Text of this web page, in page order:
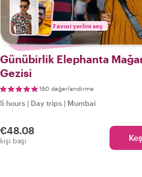
Favori yerlini seç
Günübirlik Elephanta
Gezisi
160 değerlendirme
5 hours | Day trips | Mumbai
€48.08
kişi başı